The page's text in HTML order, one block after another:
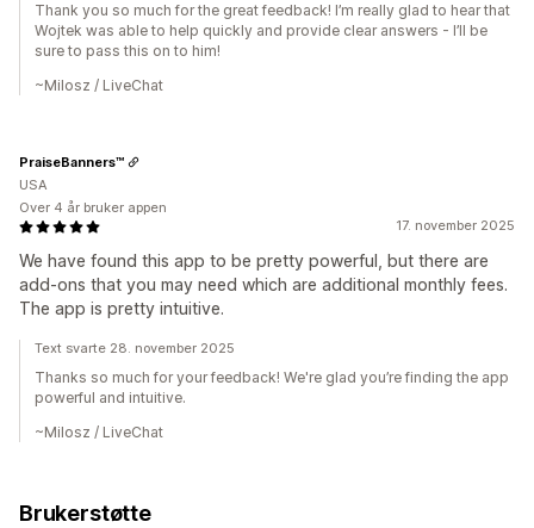
Thank you so much for the great feedback! I’m really glad to hear that
Wojtek was able to help quickly and provide clear answers - I’ll be
sure to pass this on to him!
~Milosz / LiveChat
17. november 2025
We have found this app to be pretty powerful, but there are
add-ons that you may need which are additional monthly fees.
The app is pretty intuitive.
PraiseBanners™
USA
Over 4 år bruker appen
Text svarte 28. november 2025
Thanks so much for your feedback! We're glad you’re finding the app
powerful and intuitive.
~Milosz / LiveChat
Brukerstøtte